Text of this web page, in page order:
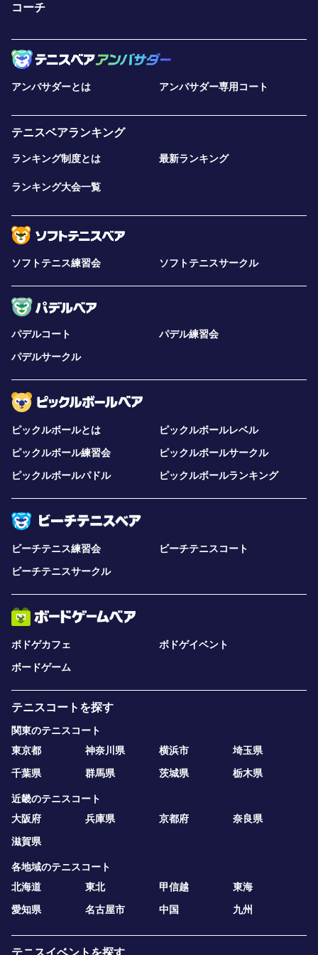
コーチ
アンバサダーとは アンバサダー専用コート
テニスベアランキング
ランキング制度とは 最新ランキング
ランキング大会一覧
ソフトテニス練習会 ソフトテニスサークル
パデルコート
パデル練習会
パデルサークル
ピックルボールとは
ピックルボールレベル
ピックルボール練習会
ピックルボールサークル
ピックルボールパドル
ピックルボールランキング
ビーチテニス練習会
ビーチテニスコート
ビーチテニスサークル
ボドゲカフェ
ボドゲイベント
ボードゲーム
テニスコートを探す
関東のテニスコート
東京都
神奈川県 横浜市
埼玉県
千葉県
群馬県 茨城県 栃木県
近畿のテニスコート
大阪府
兵庫県 京都府
奈良県
滋賀県
各地域のテニスコート
北海道
東北 甲信越
東海
愛知県
名古屋市 中国 九州